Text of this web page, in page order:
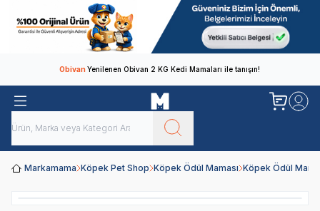
ObivanYenilenen Obivan 2 KG Kedi Mamaları ile tanışın!
Markamama Köpek Pet Shop Köpek Ödül Maması Köpek Ödül